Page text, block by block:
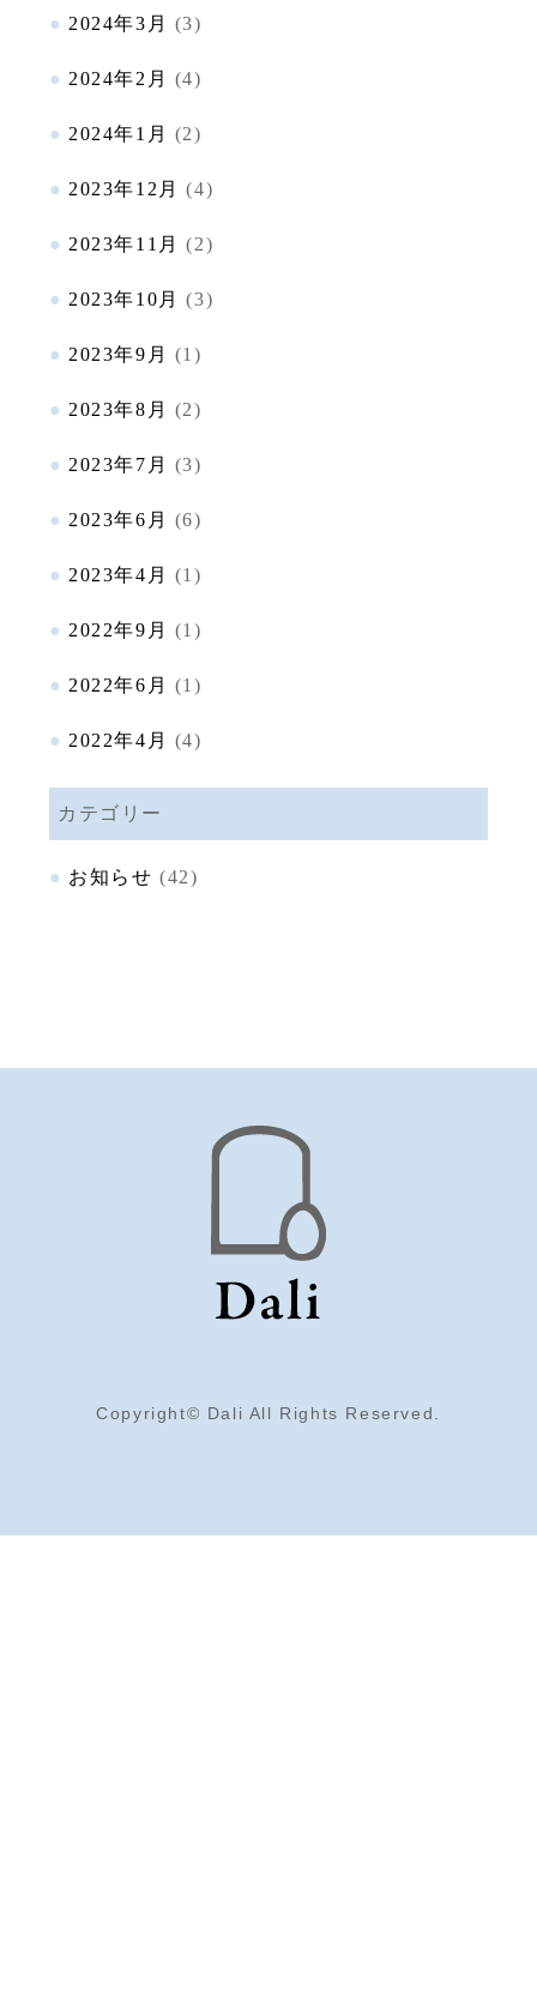
2024年3月 (3)
2024年2月 (4)
2024年1月 (2)
2023年12月 (4)
2023年11月 (2)
2023年10月 (3)
2023年9月 (1)
2023年8月 (2)
2023年7月 (3)
2023年6月 (6)
2023年4月 (1)
2022年9月 (1)
2022年6月 (1)
2022年4月 (4)
カテゴリー
お知らせ (42)
Copyright© Dali All Rights Reserved.